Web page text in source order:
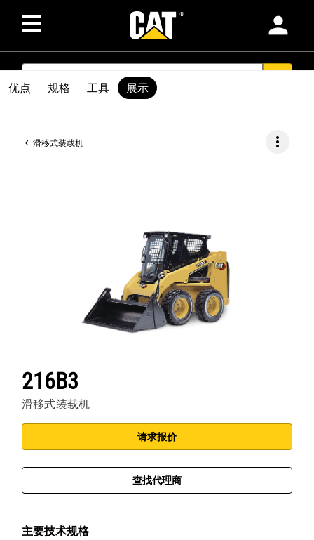
person
SEARCH
滑移式装载机 more_vert
216B3
滑移式装载机
请求报价
查找代理商
主要技术规格
优点 规格 工具 展示